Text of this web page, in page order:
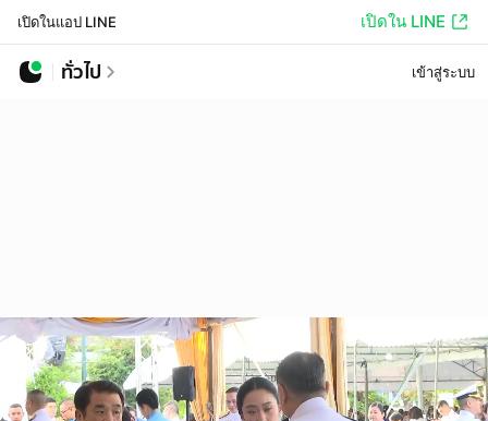
เปิดในแอป LINE เปิดใน LINE
ทั่วไป เข้าสู่ระบบ